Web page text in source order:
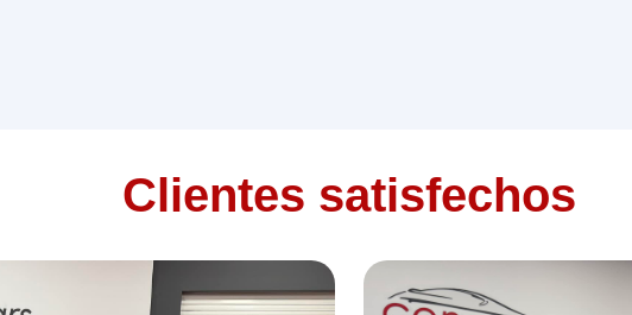
Clientes satisfechos